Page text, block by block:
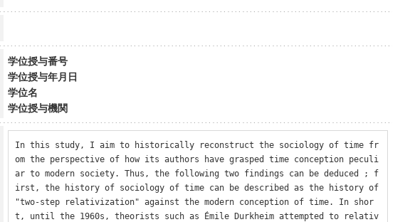
学位授与番号
学位授与年月日
学位名
学位授与機関
In this study, I aim to historically reconstruct the sociology of time fr
om the perspective of how its authors have grasped time conception peculi
ar to modern society. Thus, the following two findings can be deduced ; f
irst, the history of sociology of time can be described as the history of
"two-step relativization" against the modern conception of time. In shor
t, until the 1960s, theorists such as Émile Durkheim attempted to relativ